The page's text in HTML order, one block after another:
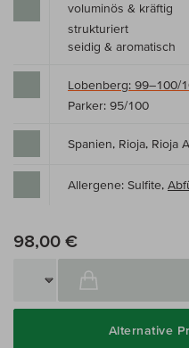
voluminös & kräftig
strukturiert
seidig & aromatisch
Lobenberg: 99–100/
Parker: 95/100
Spanien, Rioja, Rioja
Allergene: Sulfite,
98,00 €
Alternative